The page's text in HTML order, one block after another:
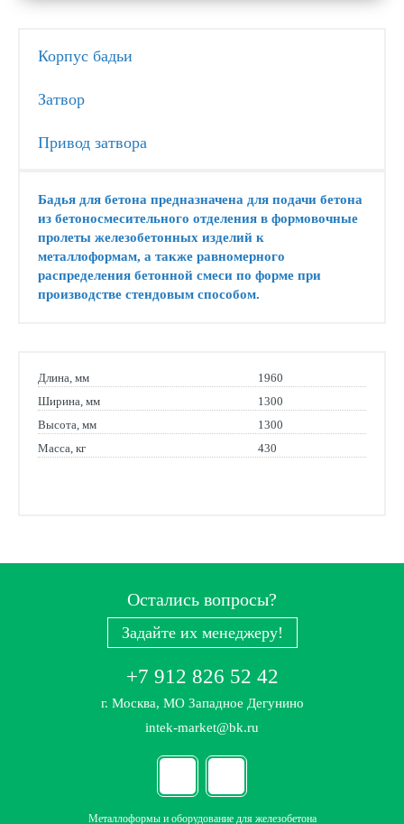
Корпус бадьи
Затвор
Привод затвора
Бадья для бетона предназначена для подачи бетона
из бетоносмесительного отделения в формовочные
пролеты железобетонных изделий к
металлоформам, а также равномерного
распределения бетонной смеси по форме при
производстве стендовым способом.
Длина, мм
1960
Ширина, мм
1300
Высота, мм
1300
Масса, кг
430
Остались вопросы?
Задайте их менеджеру!
+7 912 826 52 42
г. Москва, МО Западное Дегунино
intek-market@bk.ru
Металлоформы и оборудование для железобетона